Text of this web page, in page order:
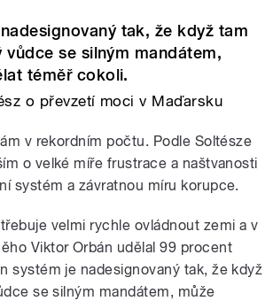
tak, že když tam
vůdce se silným mandátem,
téměř cokoli.
o převzetí moci v Maďarsku
v rekordním počtu. Podle Soltésze
o velké míře frustrace a naštvanosti
systém a závratnou míru korupce.
velmi rychle ovládnout zemi a v
Viktor Orbán udělal 99 procent
systém je nadesignovaný tak, že když
se silným mandátem, může